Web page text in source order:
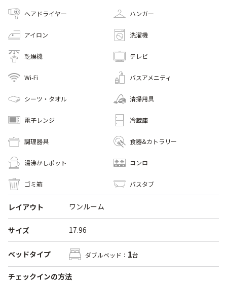
へアドライヤー ハンガー
アイロン 洗濯機
乾燥機 テレビ
Wi-Fi バスアメニティ
シーツ・タオル 清掃用具
電子レンジ 冷蔵庫
調理器具 食器&カトラリー
湯沸かしポット コンロ
ゴミ箱 バスタブ
レイアウト ワンルーム
サイズ 17.96
ベッドタイプ ダブルベッド： 1台
チェックインの方法